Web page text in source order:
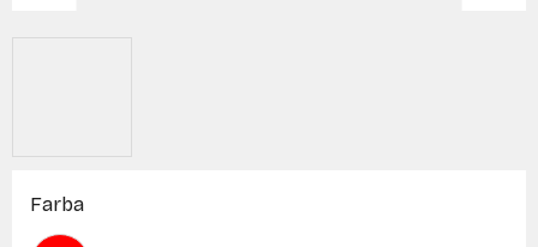
Farba